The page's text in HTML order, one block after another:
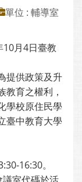
單位 : 輔導室
月4日臺教
提供政策及升
育之權利，
學校原住民學
臺中教育大學
16:30。